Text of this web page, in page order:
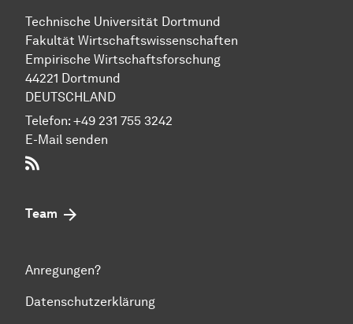
Technische Uni­ver­si­tät Dort­mund
Fakultät Wirtschafts­wissen­schaften
Empirische Wirtschaftsforschung
44221 Dort­mund
DEUTSCHLAND
Telefon: +49 231 755 3242
E-Mail senden
Team
Anregungen?
Datenschutzerklärung